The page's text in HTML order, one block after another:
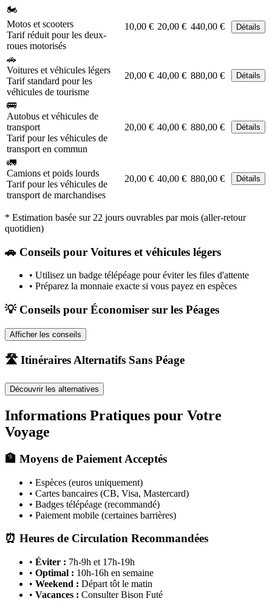
🏍️
Motos et scooters
Tarif réduit pour les deux-
roues motorisés
10,00 € 20,00 € 440,00 € Détails
🚗
Voitures et véhicules légers
Tarif standard pour les
véhicules de tourisme
20,00 € 40,00 € 880,00 € Détails
🚌
Autobus et véhicules de
transport
Tarif pour les véhicules de
transport en commun
20,00 € 40,00 € 880,00 € Détails
🚛
Camions et poids lourds
Tarif pour les véhicules de
transport de marchandises
20,00 € 40,00 € 880,00 € Détails
* Estimation basée sur 22 jours ouvrables par mois (aller-retour
quotidien)
🚗 Conseils pour Voitures et véhicules légers
• Utilisez un badge télépéage pour éviter les files d'attente
• Préparez la monnaie exacte si vous payez en espèces
💡 Conseils pour Économiser sur les Péages
Afficher les conseils
🛣️ Itinéraires Alternatifs Sans Péage
Découvrir les alternatives
Informations Pratiques pour Votre
Voyage
🏦 Moyens de Paiement Acceptés
• Espèces (euros uniquement)
• Cartes bancaires (CB, Visa, Mastercard)
• Badges télépéage (recommandé)
• Paiement mobile (certaines barrières)
⏰ Heures de Circulation Recommandées
• Éviter : 7h-9h et 17h-19h
• Optimal : 10h-16h en semaine
• Weekend : Départ tôt le matin
• Vacances : Consulter Bison Futé